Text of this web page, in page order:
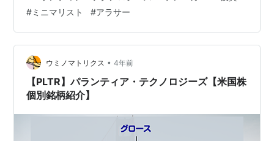
ータが現代社会においてますます重要な役割を果たして
いることは言うまでもありません。情報の洪水が押し寄
せ、そのデータから有益なインサイトを得ることが企業
の成功に欠かせない要素となっています。こうしたデー
タ解析とセキュリティの分野でリーディングカンパニー
として知られるのが、パランテ…
#ミニマリスト #アラサー
ウミノマトリクス • 4年前
【PLTR】パランティア・テクノロジーズ【米国株
個別銘柄紹介】